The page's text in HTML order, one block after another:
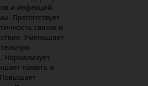
и инфекций.
Препятствует
связок и
Уменьшает
Нормализует
память и